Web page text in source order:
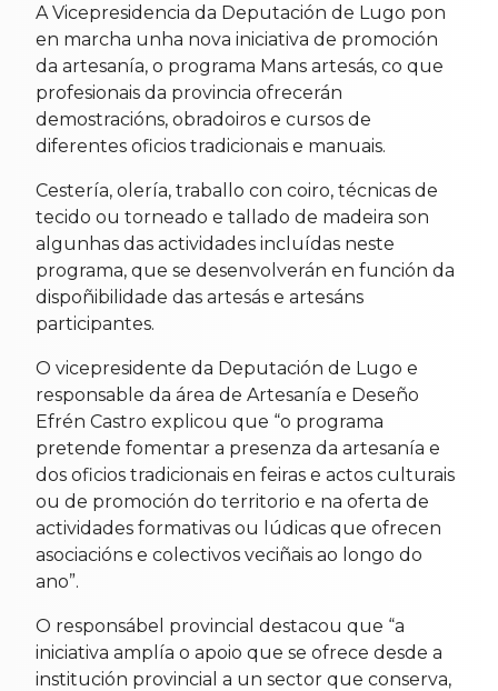
A Vicepresidencia da Deputación de Lugo pon
en marcha unha nova iniciativa de promoción
da artesanía, o programa Mans artesás, co que
profesionais da provincia ofrecerán
demostracións, obradoiros e cursos de
diferentes oficios tradicionais e manuais.
Cestería, olería, traballo con coiro, técnicas de
tecido ou torneado e tallado de madeira son
algunhas das actividades incluídas neste
programa, que se desenvolverán en función da
dispoñibilidade das artesás e artesáns
participantes.
O vicepresidente da Deputación de Lugo e
responsable da área de Artesanía e Deseño
Efrén Castro explicou que “o programa
pretende fomentar a presenza da artesanía e
dos oficios tradicionais en feiras e actos culturais
ou de promoción do territorio e na oferta de
actividades formativas ou lúdicas que ofrecen
asociacións e colectivos veciñais ao longo do
ano”.
O responsábel provincial destacou que “a
iniciativa amplía o apoio que se ofrece desde a
institución provincial a un sector que conserva,